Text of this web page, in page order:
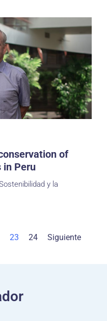
of
in Peru
y la
23 24 Siguiente